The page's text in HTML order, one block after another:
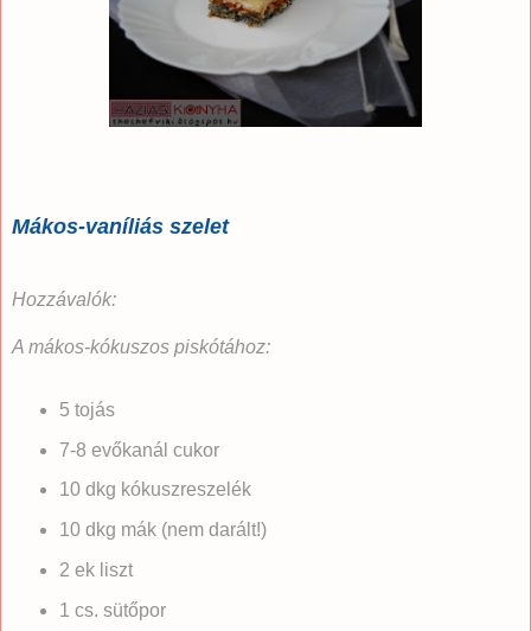
Mákos-vaníliás szelet
Hozzávalók:
A mákos-kókuszos piskótához:
5 tojás
7-8 evőkanál cukor
10 dkg kókuszreszelék
10 dkg mák (nem darált!)
2 ek liszt
1 cs. sütőpor